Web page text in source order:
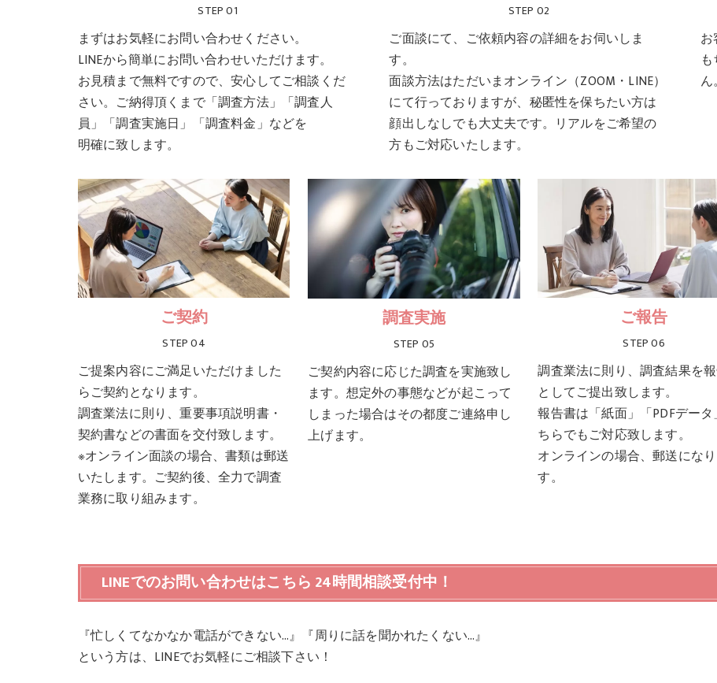
STEP 01
まずはお気軽にお問い合わせください。
LINEから簡単にお問い合わせいただけます。
お見積まで無料ですので、安心してご相談くだ
さい。ご納得頂くまで「調査方法」「調査人
員」「調査実施日」「調査料金」などを
明確に致します。
STEP 02
ご面談にて、ご依頼内容の詳細をお伺いしま
す。
面談方法はただいまオンライン（ZOOM・LINE）
にて行っておりますが、秘匿性を保ちたい方は
顔出しなしでも大丈夫です。リアルをご希望の
方もご対応いたします。
ん。
ご契約
STEP 04
ご提案内容にご満足いただけました
らご契約となります。
調査業法に則り、重要事項説明書・
契約書などの書面を交付致します。
※オンライン面談の場合、書類は郵送
いたします。ご契約後、全力で調査
業務に取り組みます。
調査実施
STEP 05
ご契約内容に応じた調査を実施致し
ます。想定外の事態などが起こって
しまった場合はその都度ご連絡申し
上げます。
ご報告
STEP 06
調査業法に則り、調査結果を
としてご提出致します。
報告書は「紙面」「PDFデー
ちらでもご対応致します。
オンラインの場合、郵送にな
す。
LINEでのお問い合わせはこちら 24時間相談受付中！
『忙しくてなかなか電話ができない…』『周りに話を聞かれたくない…』
という方は、LINEでお気軽にご相談下さい！